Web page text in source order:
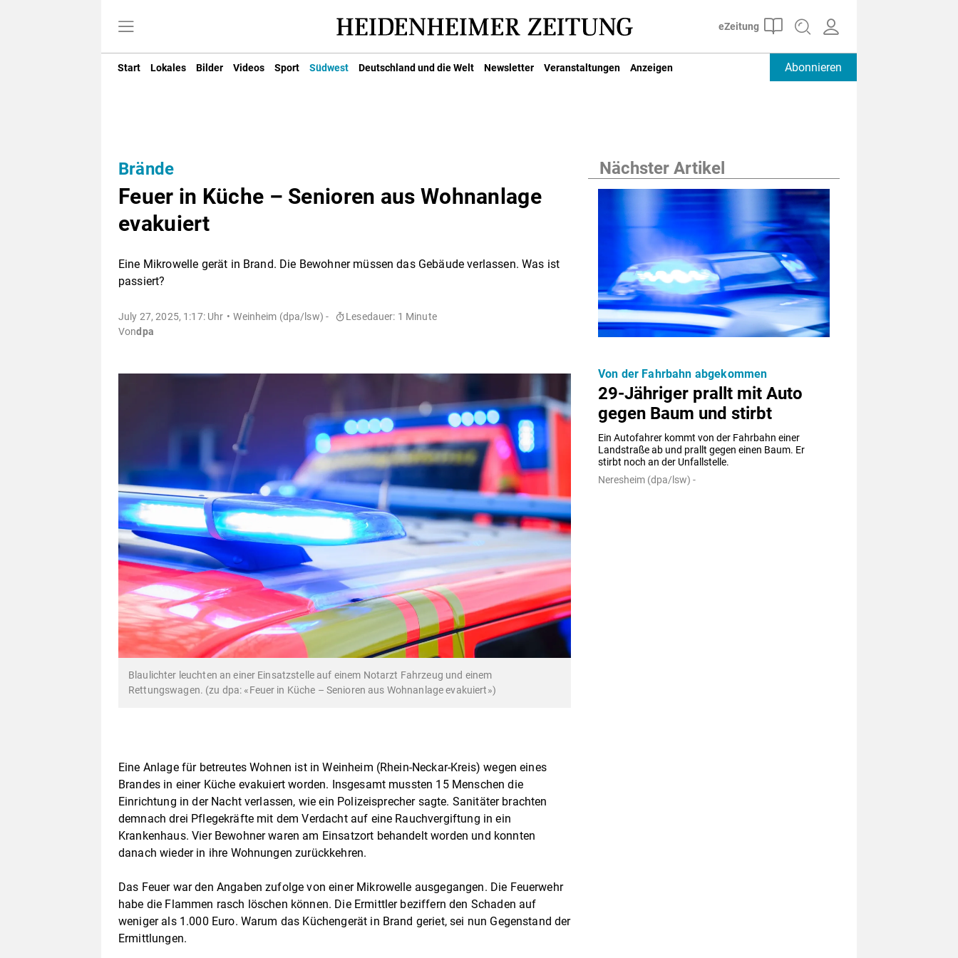
Start Lokales Bilder Videos Sport Südwest Deutschland und die Welt Newsletter Veranstaltungen Anzeigen Abonnieren
Brände
Feuer in Küche – Senioren aus Wohnanlage
evakuiert
Eine Mikrowelle gerät in Brand. Die Bewohner müssen das Gebäude verlassen. Was ist
passiert?
July 27, 2025, 1:17: Uhr Weinheim (dpa/lsw) -
Lesedauer: 1 Minute
Vondpa
Blaulichter leuchten an einer Einsatzstelle auf einem Notarzt Fahrzeug und einem
Rettungswagen. (zu dpa: «Feuer in Küche – Senioren aus Wohnanlage evakuiert»)
Eine Anlage für betreutes Wohnen ist in Weinheim (Rhein-Neckar-Kreis) wegen eines
Brandes in einer Küche evakuiert worden. Insgesamt mussten 15 Menschen die
Einrichtung in der Nacht verlassen, wie ein Polizeisprecher sagte. Sanitäter brachten
demnach drei Pflegekräfte mit dem Verdacht auf eine Rauchvergiftung in ein
Krankenhaus. Vier Bewohner waren am Einsatzort behandelt worden und konnten
danach wieder in ihre Wohnungen zurückkehren.
Das Feuer war den Angaben zufolge von einer Mikrowelle ausgegangen. Die Feuerwehr
habe die Flammen rasch löschen können. Die Ermittler beziffern den Schaden auf
weniger als 1.000 Euro. Warum das Küchengerät in Brand geriet, sei nun Gegenstand der
Ermittlungen.
Nächster Artikel
29-Jähriger prallt mit Auto
gegen Baum und stirbt
Ein Autofahrer kommt von der Fahrbahn einer
Landstraße ab und prallt gegen einen Baum. Er
stirbt noch an der Unfallstelle.
Von der Fahrbahn abgekommen
Neresheim (dpa/lsw) -